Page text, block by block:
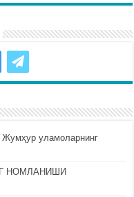
уламоларнинг
НОМЛАНИШИ